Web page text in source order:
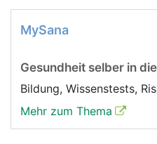
MySana
Gesundheit selber in
Bildung, Wissenstests,
Mehr zum Thema